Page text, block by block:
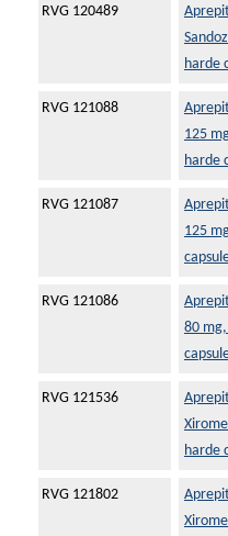
RVG 120489
harde
RVG 121088
125
harde
RVG 121087
125
RVG 121086
80
RVG 121536
harde
RVG 121802